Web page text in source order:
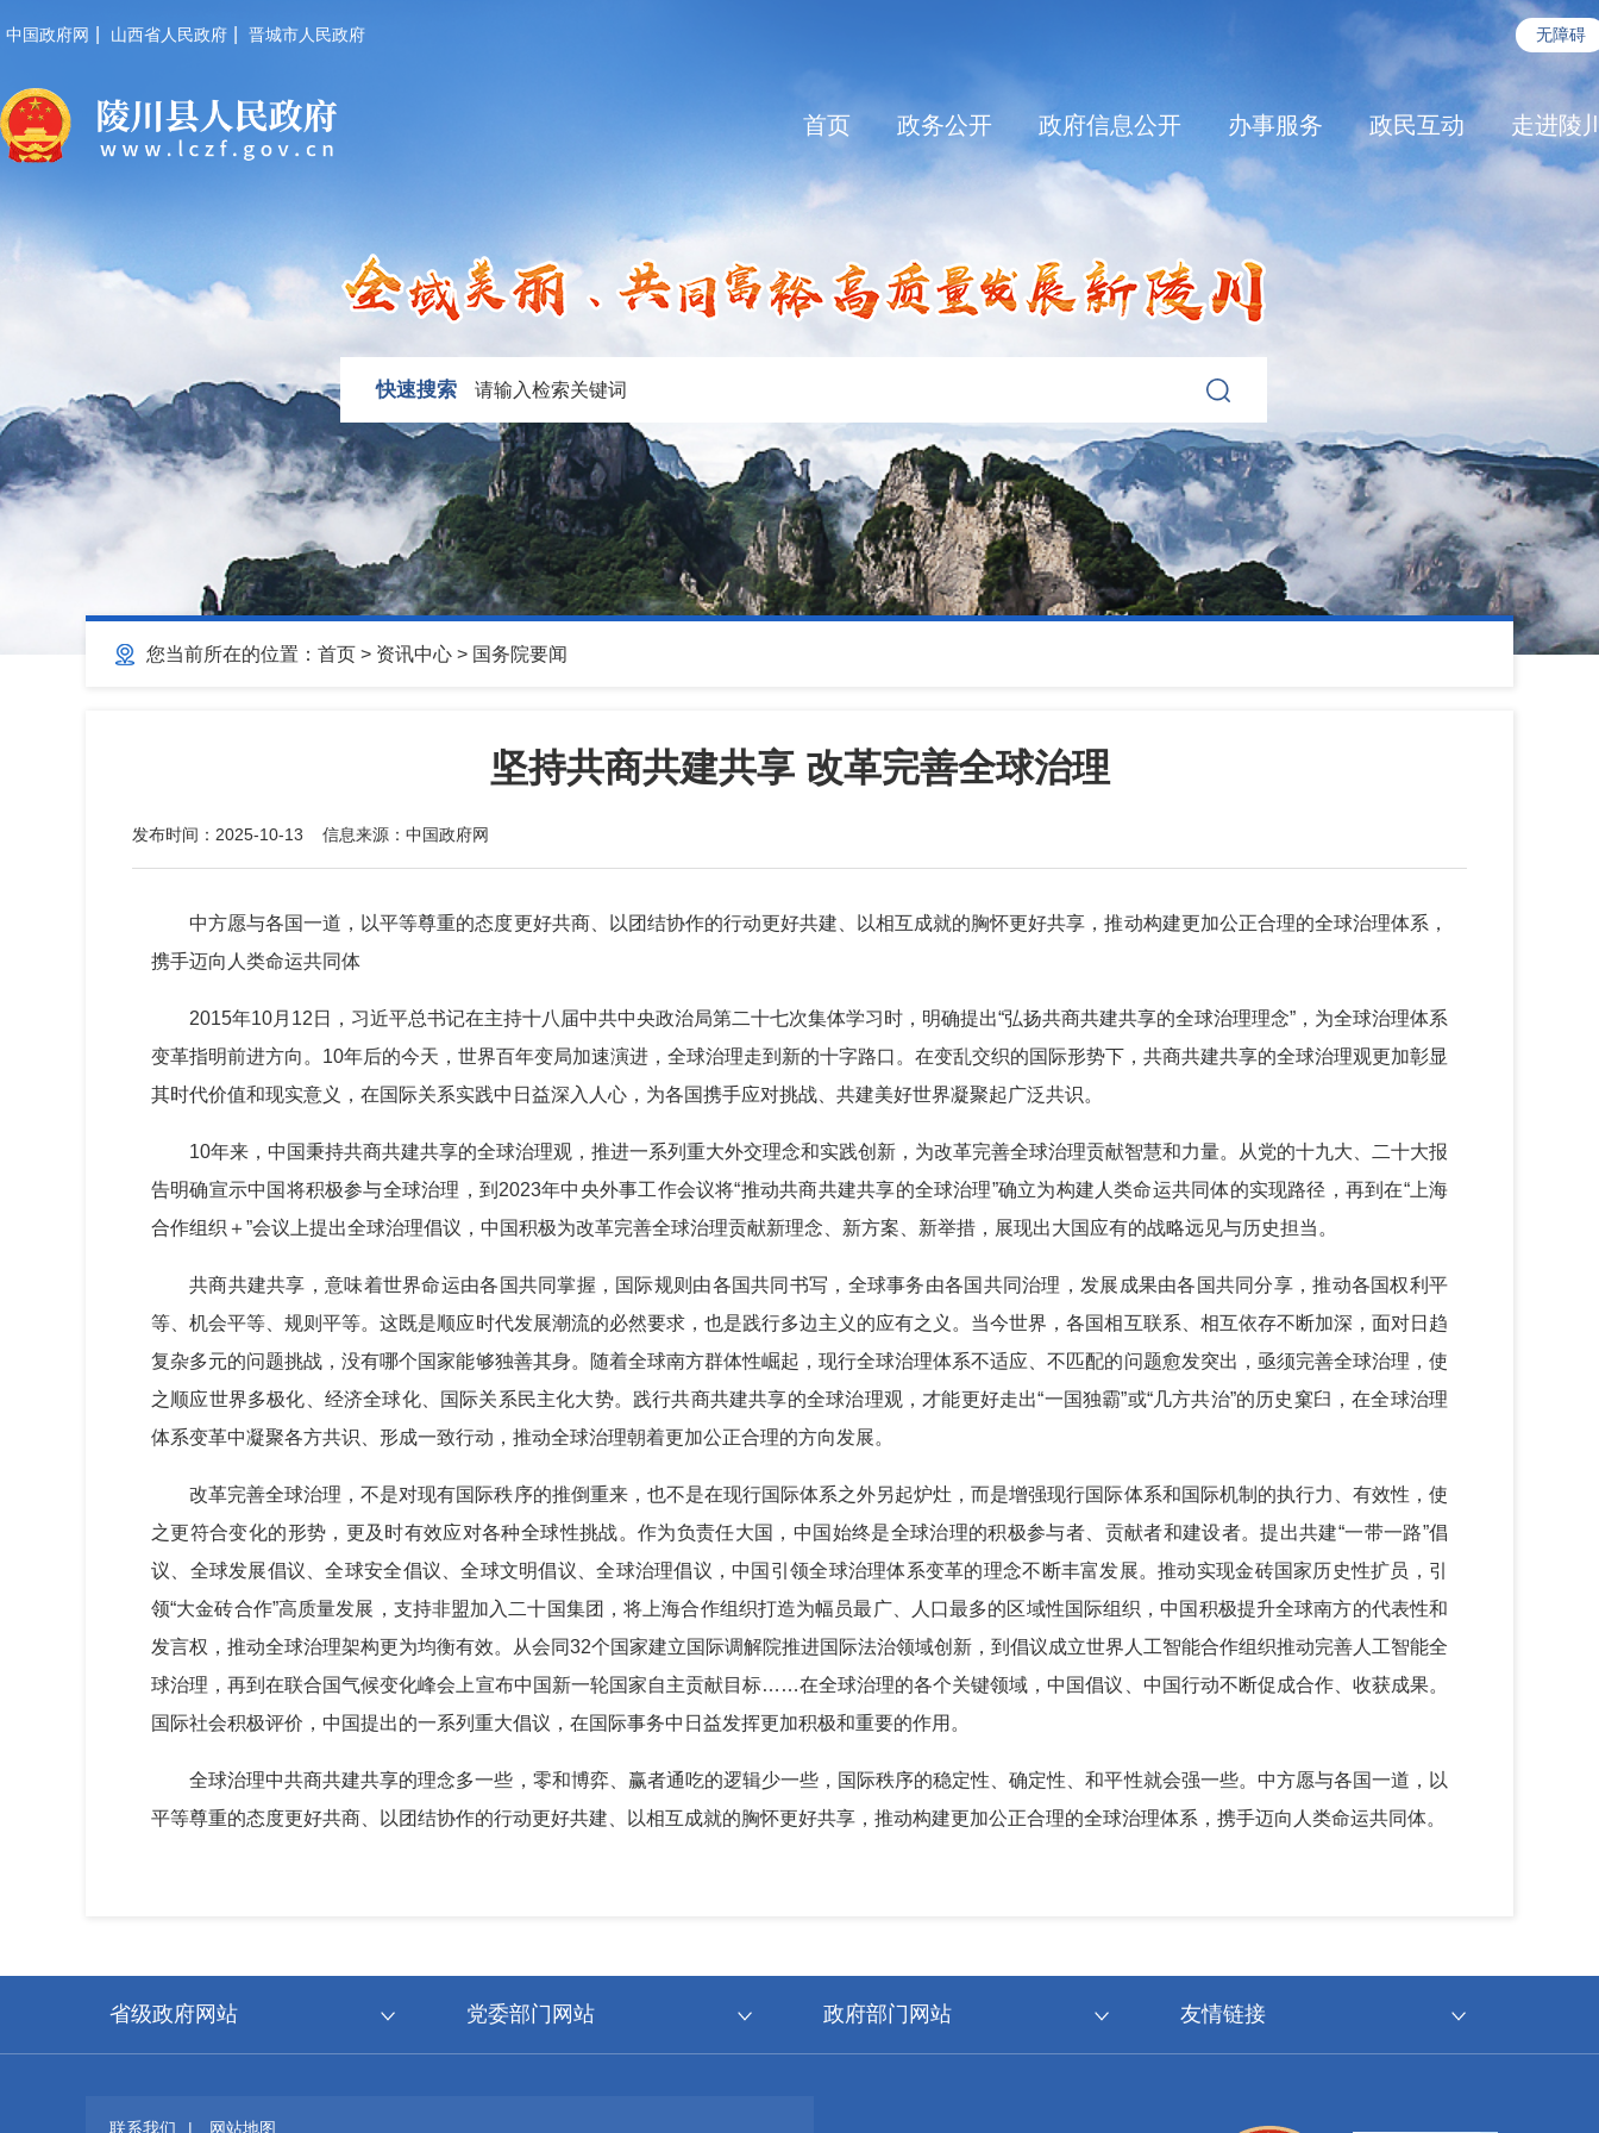
中国政府网 山西省人民政府 晋城市人民政府 无障碍
首页 政务公开 政府信息公开 办事服务 政民互动 走进陵
快速搜索
您当前所在的位置： 首页 > 资讯中心 > 国务院要闻
坚持共商共建共享 改革完善全球治理
发布时间： 2025-10-13 信息来源： 中国政府网
中方愿与各国一道，以平等尊重的态度更好共商、以团结协作的行动更好共建、以相互成就的胸怀更好共享，推动构建更加公正合理的全球治理体系，
携手迈向人类命运共同体
2015年10月12日，习近平总书记在主持十八届中共中央政治局第二十七次集体学习时，明确提出“弘扬共商共建共享的全球治理理念”，为全球治理体系
变革指明前进方向。10年后的今天，世界百年变局加速演进，全球治理走到新的十字路口。在变乱交织的国际形势下，共商共建共享的全球治理观更加彰显
其时代价值和现实意义，在国际关系实践中日益深入人心，为各国携手应对挑战、共建美好世界凝聚起广泛共识。
10年来，中国秉持共商共建共享的全球治理观，推进一系列重大外交理念和实践创新，为改革完善全球治理贡献智慧和力量。从党的十九大、二十大报
告明确宣示中国将积极参与全球治理，到2023年中央外事工作会议将“推动共商共建共享的全球治理”确立为构建人类命运共同体的实现路径，再到在“上海
合作组织＋”会议上提出全球治理倡议，中国积极为改革完善全球治理贡献新理念、新方案、新举措，展现出大国应有的战略远见与历史担当。
共商共建共享，意味着世界命运由各国共同掌握，国际规则由各国共同书写，全球事务由各国共同治理，发展成果由各国共同分享，推动各国权利平
等、机会平等、规则平等。这既是顺应时代发展潮流的必然要求，也是践行多边主义的应有之义。当今世界，各国相互联系、相互依存不断加深，面对日趋
复杂多元的问题挑战，没有哪个国家能够独善其身。随着全球南方群体性崛起，现行全球治理体系不适应、不匹配的问题愈发突出，亟须完善全球治理，使
之顺应世界多极化、经济全球化、国际关系民主化大势。践行共商共建共享的全球治理观，才能更好走出“一国独霸”或“几方共治”的历史窠臼，在全球治理
体系变革中凝聚各方共识、形成一致行动，推动全球治理朝着更加公正合理的方向发展。
改革完善全球治理，不是对现有国际秩序的推倒重来，也不是在现行国际体系之外另起炉灶，而是增强现行国际体系和国际机制的执行力、有效性，使
之更符合变化的形势，更及时有效应对各种全球性挑战。作为负责任大国，中国始终是全球治理的积极参与者、贡献者和建设者。提出共建“一带一路”倡
议、全球发展倡议、全球安全倡议、全球文明倡议、全球治理倡议，中国引领全球治理体系变革的理念不断丰富发展。推动实现金砖国家历史性扩员，引
领“大金砖合作”高质量发展，支持非盟加入二十国集团，将上海合作组织打造为幅员最广、人口最多的区域性国际组织，中国积极提升全球南方的代表性和
发言权，推动全球治理架构更为均衡有效。从会同32个国家建立国际调解院推进国际法治领域创新，到倡议成立世界人工智能合作组织推动完善人工智能全
球治理，再到在联合国气候变化峰会上宣布中国新一轮国家自主贡献目标……在全球治理的各个关键领域，中国倡议、中国行动不断促成合作、收获成果。
国际社会积极评价，中国提出的一系列重大倡议，在国际事务中日益发挥更加积极和重要的作用。
全球治理中共商共建共享的理念多一些，零和博弈、赢者通吃的逻辑少一些，国际秩序的稳定性、确定性、和平性就会强一些。中方愿与各国一道，以
平等尊重的态度更好共商、以团结协作的行动更好共建、以相互成就的胸怀更好共享，推动构建更加公正合理的全球治理体系，携手迈向人类命运共同体。
省级政府网站 党委部门网站 政府部门网站 友情链接
联系我们 | 网站地图